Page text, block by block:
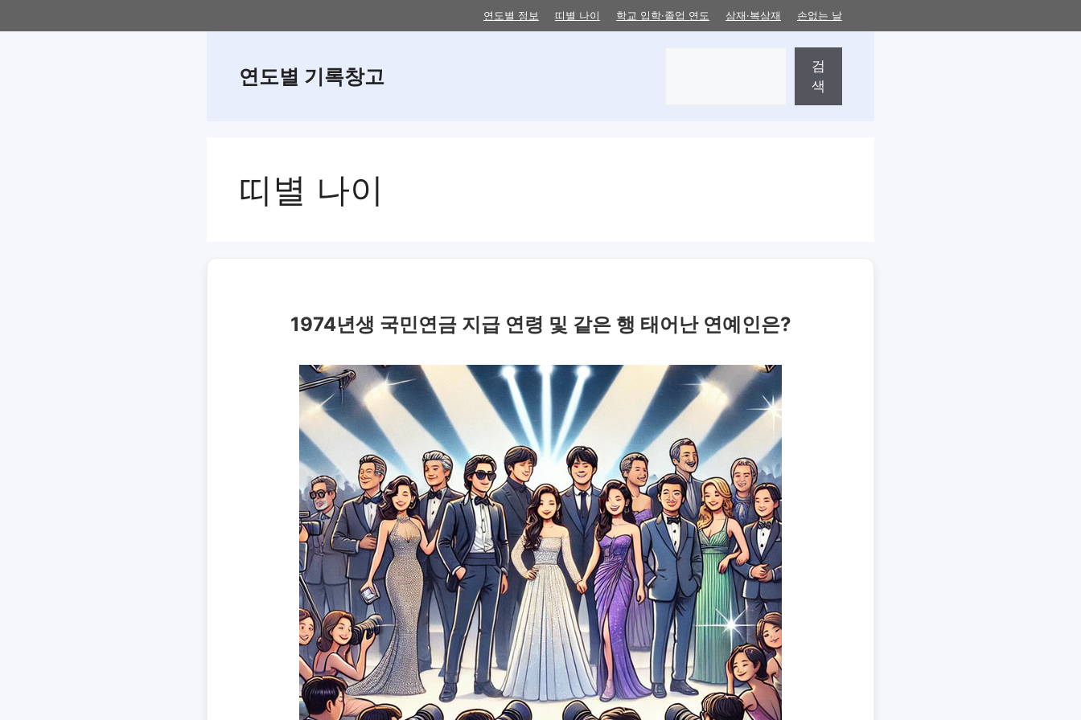
to
연도별 정보 띠별 나이 학교 입학·졸업 연도 삼재·복삼재 손없는 날
연도별 기록창고
검
색
띠별 나이
1974년생 국민연금 지급 연령 및 같은 행 태어난 연예인은?